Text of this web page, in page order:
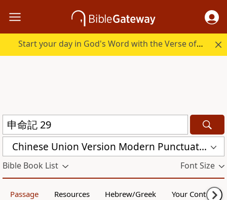
Start your day in God's Word with the Verse of the Day.
Chinese Union Version Modern Punctuation (Traditional) (CUVMPT)
Bible Book List Font Size
Passage Resources Hebrew/Greek Your Content